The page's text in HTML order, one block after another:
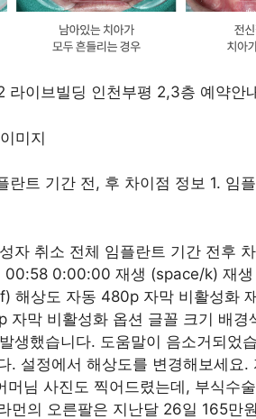
라이브빌딩 인천부평 2,3층 예약안
트 기간 전, 후 차이점 정보 1. 임
자 취소 전체 임플란트 기간 전후
0:00:00 재생 (space/k) 재생
해상도 자동 480p 자막 비활성화
막 비활성화 옵션 글꼴 크기 배경
했습니다. 도움말이 음소거되었
. 설정에서 해상도를 변경해보세요.
님 사진도 찍어드렸는데, 부식수
먼의 오른팔은 지난달 26일 165만